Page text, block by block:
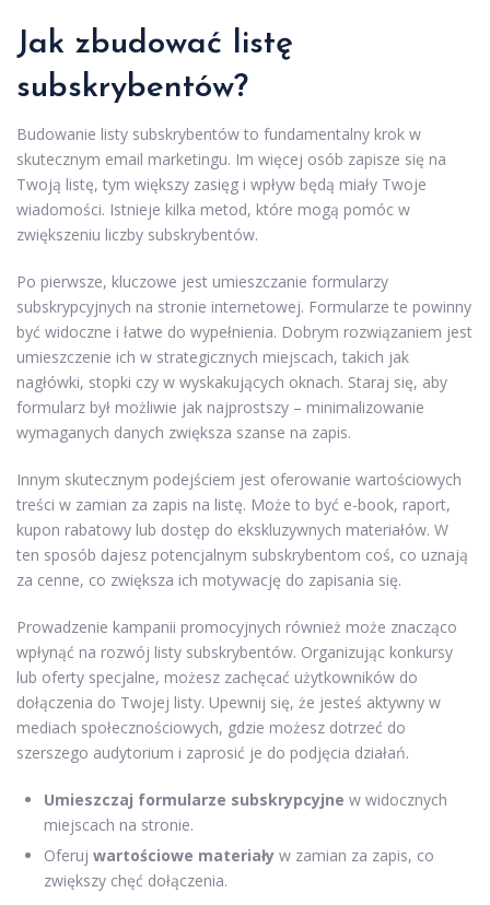
Jak zbudować listę
subskrybentów?
Budowanie listy subskrybentów to fundamentalny krok w
skutecznym email marketingu. Im więcej osób zapisze się na
Twoją listę, tym większy zasięg i wpływ będą miały Twoje
wiadomości. Istnieje kilka metod, które mogą pomóc w
zwiększeniu liczby subskrybentów.
Po pierwsze, kluczowe jest umieszczanie formularzy
subskrypcyjnych na stronie internetowej. Formularze te powinny
być widoczne i łatwe do wypełnienia. Dobrym rozwiązaniem jest
umieszczenie ich w strategicznych miejscach, takich jak
nagłówki, stopki czy w wyskakujących oknach. Staraj się, aby
formularz był możliwie jak najprostszy – minimalizowanie
wymaganych danych zwiększa szanse na zapis.
Innym skutecznym podejściem jest oferowanie wartościowych
treści w zamian za zapis na listę. Może to być e-book, raport,
kupon rabatowy lub dostęp do ekskluzywnych materiałów. W
ten sposób dajesz potencjalnym subskrybentom coś, co uznają
za cenne, co zwiększa ich motywację do zapisania się.
Prowadzenie kampanii promocyjnych również może znacząco
wpłynąć na rozwój listy subskrybentów. Organizując konkursy
lub oferty specjalne, możesz zachęcać użytkowników do
dołączenia do Twojej listy. Upewnij się, że jesteś aktywny w
mediach społecznościowych, gdzie możesz dotrzeć do
szerszego audytorium i zaprosić je do podjęcia działań.
Umieszczaj formularze subskrypcyjne w widocznych
miejscach na stronie.
Oferuj wartościowe materiały w zamian za zapis, co
zwiększy chęć dołączenia.